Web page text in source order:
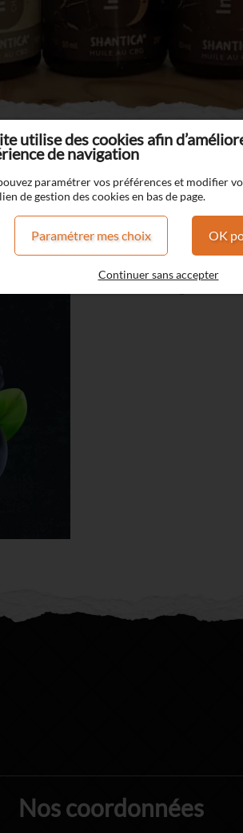
Dark
Dark
FRAIS
Framboise
Nos coordonnées
utilise des cookies afin
de navigation
paramétrer vos préférences et modifier
de gestion des cookies en bas de page.
Paramétrer mes choix OK
Continuer sans accepter